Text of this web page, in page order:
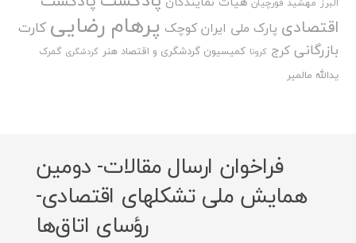
اقتصادی پارک ملی ایران کوچک پرهام رضایی کارت
بازرگانی کرج کرونا کمیسیون گردشگری و اقتصاد هنر گردشگری گمرک
یدالله مالمیر
فراخوان ارسال مقالات- دومین
همایش ملی تشکلهای اقتصادی-
رؤسای اتاق‌ها